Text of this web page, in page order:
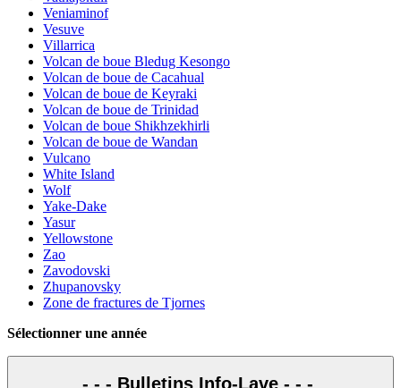
Veniaminof
Vesuve
Villarrica
Volcan de boue Bledug Kesongo
Volcan de boue de Cacahual
Volcan de boue de Keyraki
Volcan de boue de Trinidad
Volcan de boue Shikhzekhirli
Volcan de boue de Wandan
Vulcano
White Island
Wolf
Yake-Dake
Yasur
Yellowstone
Zao
Zavodovski
Zhupanovsky
Zone de fractures de Tjornes
Sélectionner une année
- - - Bulletins Info-Lave - - -